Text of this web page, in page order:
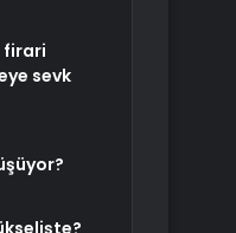
firari
sevk